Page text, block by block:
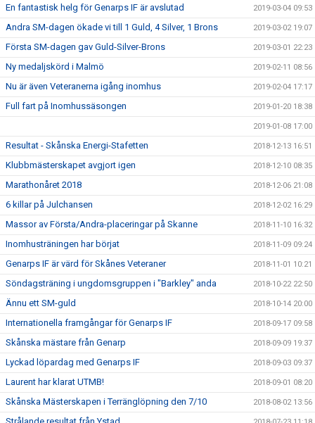
En fantastisk helg för Genarps IF är avslutad 2019-03-04 09:53
Andra SM-dagen ökade vi till 1 Guld, 4 Silver, 1 Brons 2019-03-02 19:07
Första SM-dagen gav Guld-Silver-Brons 2019-03-01 22:23
Ny medaljskörd i Malmö 2019-02-11 08:56
Nu är även Veteranerna igång inomhus 2019-02-04 17:17
Full fart på Inomhussäsongen 2019-01-20 18:38
2019-01-08 17:00
Resultat - Skånska Energi-Stafetten 2018-12-13 16:51
Klubbmästerskapet avgjort igen 2018-12-10 08:35
Marathonåret 2018 2018-12-06 21:08
6 killar på Julchansen 2018-12-02 16:29
Massor av Första/Andra-placeringar på Skanne 2018-11-10 16:32
Inomhusträningen har börjat 2018-11-09 09:24
Genarps IF är värd för Skånes Veteraner 2018-11-01 10:21
Söndagsträning i ungdomsgruppen i "Barkley" anda 2018-10-22 22:50
Ännu ett SM-guld 2018-10-14 20:00
Internationella framgångar för Genarps IF 2018-09-17 09:58
Skånska mästare från Genarp 2018-09-09 19:37
Lyckad löpardag med Genarps IF 2018-09-03 09:37
Laurent har klarat UTMB! 2018-09-01 08:20
Skånska Mästerskapen i Terränglöpning den 7/10 2018-08-02 13:56